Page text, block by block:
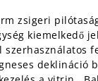
zsigeri
kiemelkedő
deklináció